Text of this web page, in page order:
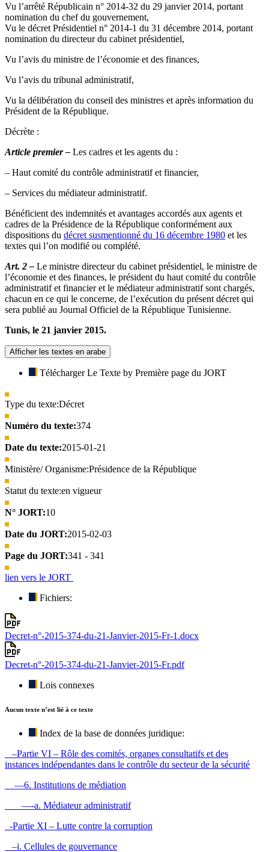
Vu l’arrêté Républicain n° 2014-32 du 29 janvier 2014, portant
nomination du chef du gouvernement,
Vu le décret Présidentiel n° 2014-1 du 31 décembre 2014, portant
nomination du directeur du cabinet présidentiel,
Vu l’avis du ministre de l’économie et des finances,
Vu l’avis du tribunal administratif,
Vu la délibération du conseil des ministres et après information du
Président de la République.
Décrète :
Article premier – Les cadres et les agents du :
– Haut comité du contrôle administratif et financier,
– Services du médiateur administratif.
Bénéficient des indemnités et avantages accordés aux agents et
cadres de la Présidence de la République conformément aux
dispositions du décret susmentionné du 16 décembre 1980 et les
textes qui l’on modifié ou complété.
Art. 2 – Le ministre directeur du cabinet présidentiel, le ministre de
l’économie et des finances, le président du haut comité du contrôle
administratif et financier et le médiateur administratif sont chargés,
chacun en ce qui le concerne, de l’exécution du présent décret qui
sera publié au Journal Officiel de la République Tunisienne.
Tunis, le 21 janvier 2015.
Afficher les textes en arabe
Télécharger Le Texte by Première page du JORT
Type du texte:Décret
Numéro du texte:374
Date du texte:2015-01-21
Ministère/ Organisme:Présidence de la République
Statut du texte:en vigueur
N° JORT:10
Date du JORT:2015-02-03
Page du JORT:341 - 341
lien vers le JORT
Fichiers:
Decret-n°-2015-374-du-21-Janvier-2015-Fr-1.docx
Decret-n°-2015-374-du-21-Janvier-2015-Fr.pdf
Lois connexes
Aucun texte n’est lié à ce texte
Index de la base de données juridique:
–Partie VI – Rôle des comités, organes consultatifs et des
instances indépendantes dans le contrôle du secteur de la sécurité
—6. Institutions de médiation
—-a. Médiateur administratif
-Partie XI – Lutte contre la corruption
–i. Cellules de gouvernance